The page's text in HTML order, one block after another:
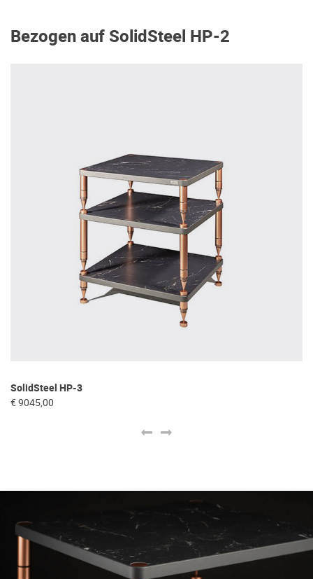
Bezogen auf SolidSteel HP-2
SolidSteel HP-3
€ 9045,00